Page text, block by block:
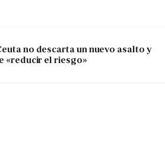
no descarta un nuevo asalto y
«reducir el riesgo»